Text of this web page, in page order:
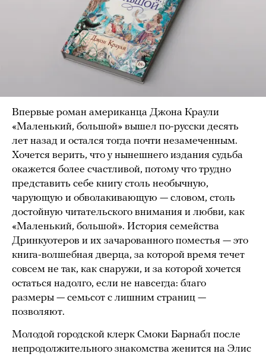
Впервые роман американца Джона Краули
«Маленький, большой» вышел по-русски десять
лет назад и остался тогда почти незамеченным.
Хочется верить, что у нынешнего издания судьба
окажется более счастливой, потому что трудно
представить себе книгу столь необычную,
чарующую и обволакивающую — словом, столь
достойную читательского внимания и любви, как
«Маленький, большой». История семейства
Дринкуотеров и их зачарованного поместья — это
книга-волшебная дверца, за которой время течет
совсем не так, как снаружи, и за которой хочется
остаться надолго, если не навсегда: благо
размеры — семьсот с лишним страниц —
позволяют.
Молодой городской клерк Смоки Барнабл после
непродолжительного знакомства женится на Элис